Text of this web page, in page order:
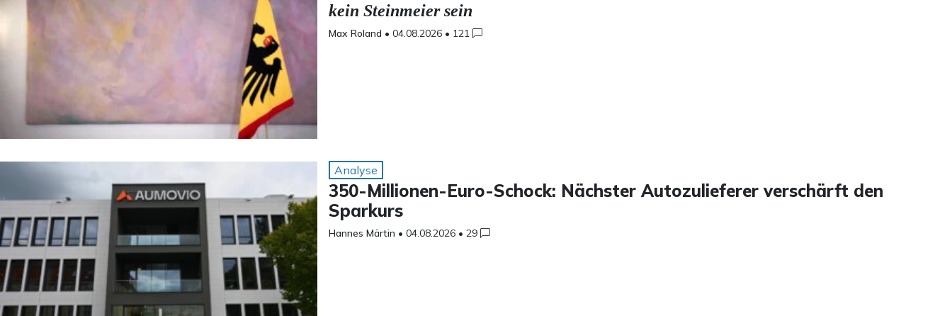
kein Steinmeier sein
Max Roland • 04.08.2026 • 121
Analyse
350-Millionen-Euro-Schock: Nächster Autozulieferer verschärft den
Sparkurs
Hannes Märtin • 04.08.2026 • 29